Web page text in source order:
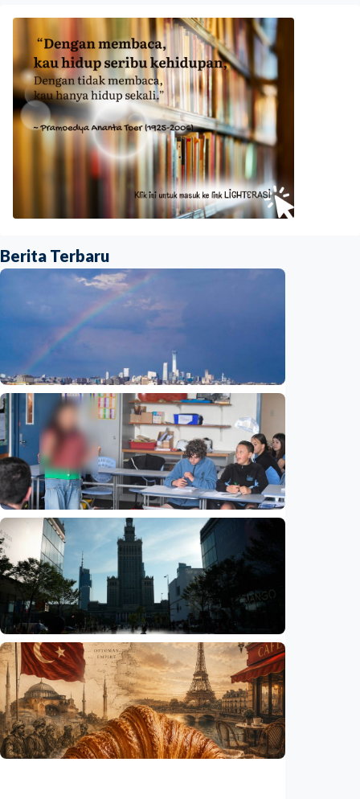
Berita Terbaru
Humaniora
Beijing jadi ibu kota arsitektur dunia
UNESCO-UIA 2029. Apa alasannya?
Indonesia•06 Aug 2026
Humaniora
Sekolah di Selandia Baru tambah mata
pelajaran berbasis industri, dari AI hingga
pariwisata
Indonesia •06 Aug 2026
Humaniora
Gelombang panas bisa memicu kecemasan
hingga depresi pada anak, ini temuan
peneliti
Indonesia•06 Aug 2026